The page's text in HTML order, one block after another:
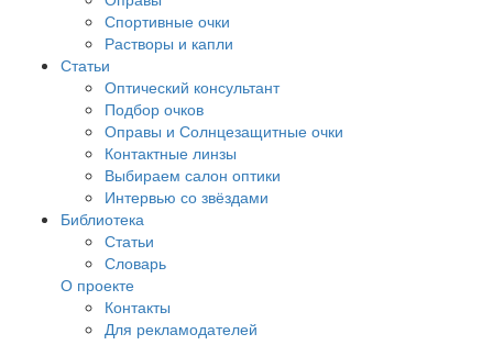
Спортивные очки
Растворы и капли
Статьи
Оптический консультант
Подбор очков
Оправы и Солнцезащитные очки
Контактные линзы
Выбираем салон оптики
Интервью со звёздами
Библиотека
Статьи
Словарь
О проекте
Контакты
Для рекламодателей